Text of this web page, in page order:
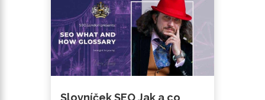
Slovníček SEO Jak a co